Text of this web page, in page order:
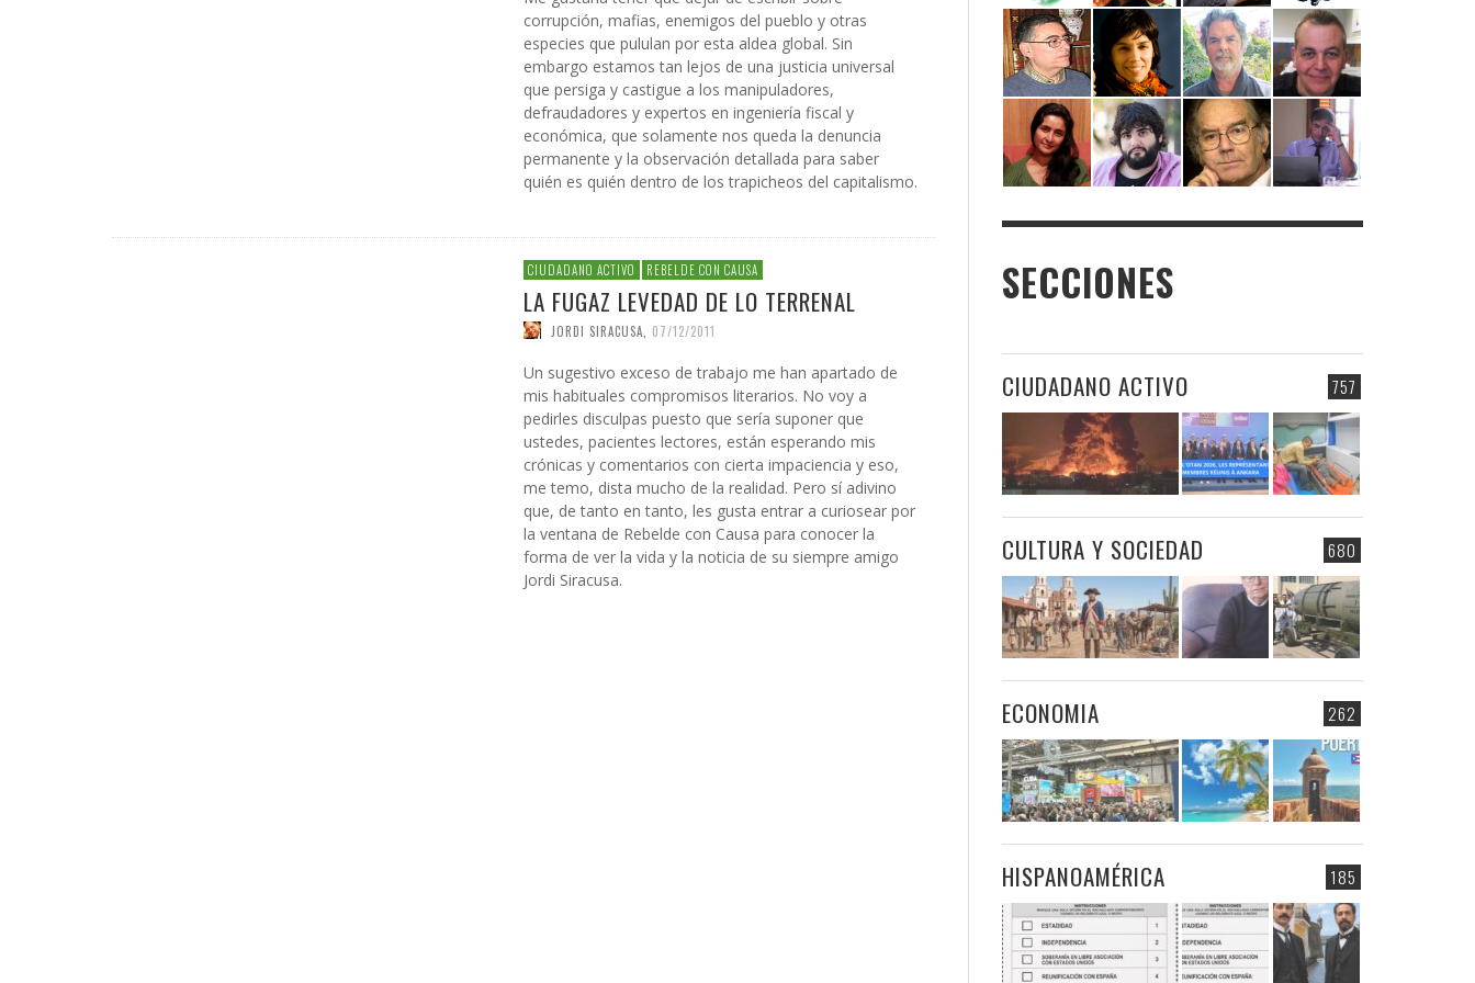
corrupción, mafias, enemigos del pueblo y otras
especies que pululan por esta aldea global. Sin
embargo estamos tan lejos de una justicia universal
que persiga y castigue a los manipuladores,
defraudadores y expertos en ingeniería fiscal y
económica, que solamente nos queda la denuncia
permanente y la observación detallada para saber
quién es quién dentro de los trapicheos del capitalismo.
CIUDADANO ACTIVO REBELDE CON CAUSA
LA FUGAZ LEVEDAD DE LO TERRENAL
JORDI SIRACUSA 07/12/2011
Un sugestivo exceso de trabajo me han apartado de
mis habituales compromisos literarios. No voy a
pedirles disculpas puesto que sería suponer que
ustedes, pacientes lectores, están esperando mis
crónicas y comentarios con cierta impaciencia y eso,
me temo, dista mucho de la realidad. Pero sí adivino
que, de tanto en tanto, les gusta entrar a curiosear por
la ventana de Rebelde con Causa para conocer la
forma de ver la vida y la noticia de su siempre amigo
Jordi Siracusa.
SECCIONES
757
CIUDADANO ACTIVO
680
CULTURA Y SOCIEDAD
262
ECONOMIA
185
HISPANOAMÉRICA